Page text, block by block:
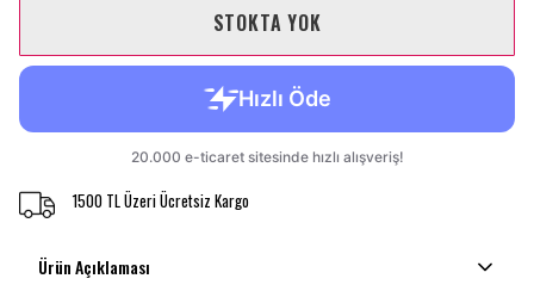
STOKTA YOK
1500 TL Üzeri Ücretsiz Kargo
Ürün Açıklaması